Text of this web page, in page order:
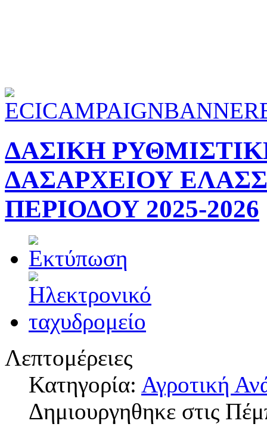
ΔΑΣΙΚΗ
ΔΑΣΑΡΧΕΙΟΥ
ΠΕΡΙΟΔΟΥ 2025-2026
Λεπτομέρειες
Κατηγορία: Αγροτική
Δημιουργηθηκε στις